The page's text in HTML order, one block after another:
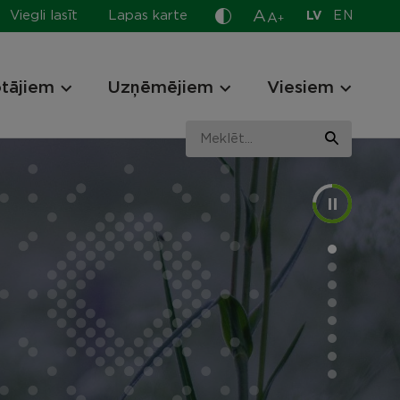
Viegli lasīt Lapas karte A A+ LV EN
Uzņēmējiem Viesiem